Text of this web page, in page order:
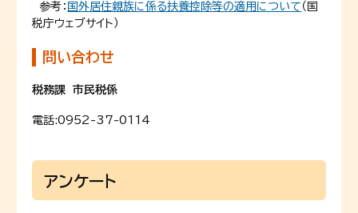
参考： 国外居住親族に係る扶養控除等の適用について （国
税庁ウェブサイト）
問い合わせ
税務課 市民税係
電話:0952-37-0114
アンケート